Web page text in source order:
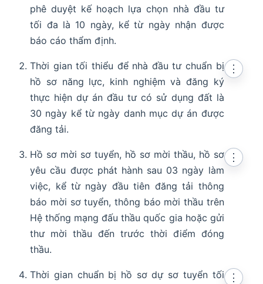
phê duyệt kế hoạch lựa chọn nhà đầu tư
tối đa là 10 ngày, kể từ ngày nhận được
báo cáo thẩm định.
Thời gian tối thiểu để nhà đầu tư chuẩn bị
hồ sơ năng lực, kinh nghiệm và đăng ký
thực hiện dự án đầu tư có sử dụng đất là
30 ngày kể từ ngày danh mục dự án được
đăng tải.
⋮
Hồ sơ mời sơ tuyển, hồ sơ mời thầu, hồ sơ
yêu cầu được phát hành sau 03 ngày làm
việc, kể từ ngày đầu tiên đăng tải thông
báo mời sơ tuyển, thông báo mời thầu trên
Hệ thống mạng đấu thầu quốc gia hoặc gửi
thư mời thầu đến trước thời điểm đóng
thầu.
⋮
Thời gian chuẩn bị hồ sơ dự sơ tuyển tối
⋮